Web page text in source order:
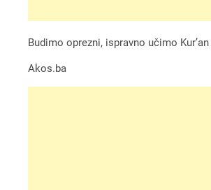
Budimo oprezni, ispravno učimo
Akos.ba